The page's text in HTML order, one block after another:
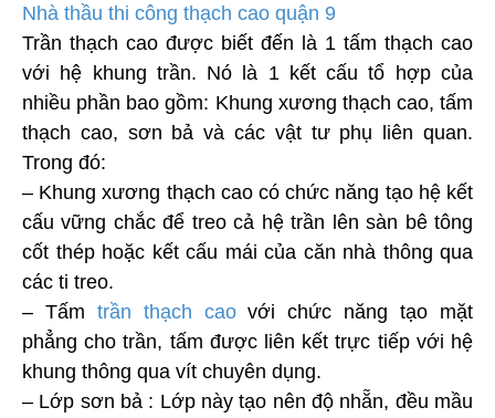
Nhà thầu thi công thạch cao quận 9
Trần thạch cao được biết đến là 1 tấm thạch cao
với hệ khung trần. Nó là 1 kết cấu tổ hợp của
nhiều phần bao gồm: Khung xương thạch cao, tấm
thạch cao, sơn bả và các vật tư phụ liên quan.
Trong đó:
– Khung xương thạch cao có chức năng tạo hệ kết
cấu vững chắc để treo cả hệ trần lên sàn bê tông
cốt thép hoặc kết cấu mái của căn nhà thông qua
các ti treo.
– Tấm trần thạch caovới chức năng tạo mặt
phẳng cho trần, tấm được liên kết trực tiếp với hệ
khung thông qua vít chuyên dụng.
– Lớp sơn bả : Lớp này tạo nên độ nhẵn, đều mầu